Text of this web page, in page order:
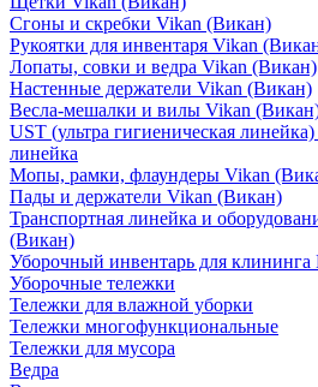
Сгоны и скребки Vikan (Викан)
Рукоятки для инвентаря Vikan
Лопаты, совки и ведра Vikan (Викан)
Настенные держатели Vikan (Викан)
Весла-мешалки и вилы Vikan
UST (ультра гигиеническая
линейка
Мопы, рамки, флаундеры Vikan
Пады и держатели Vikan (Викан)
Транспортная линейка и
(Викан)
Уборочный инвентарь для клининга
Уборочные тележки
Тележки для влажной уборки
Тележки многофункциональные
Тележки для мусора
Ведра